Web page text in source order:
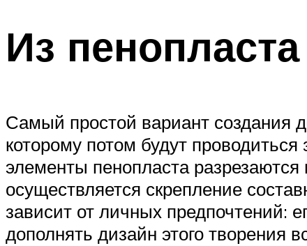
Из пенопласта
Самый простой вариант создания
которому потом будут
элементы пенопласта разрезаются
осуществляется скрепление
зависит от личных предпочтений:
дополнять дизайн этого творения